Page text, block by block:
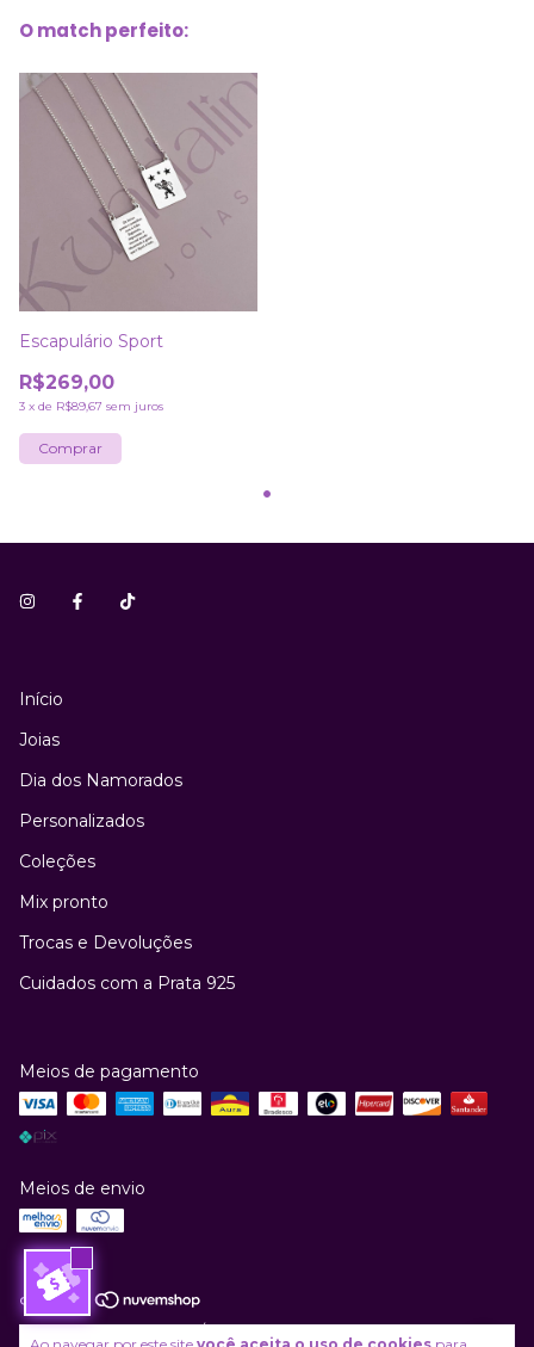
O match perfeito:
Escapulário Sport
R$269,00
3 x de R$89,67 sem juros
Início
Joias
Dia dos Namorados
Personalizados
Coleções
Mix pronto
Trocas e Devoluções
Cuidados com a Prata 925
Meios de pagamento
Meios de envio
Copyright Kundalini Joias / Thaynara Canuto - 46381551000143 - 2026.